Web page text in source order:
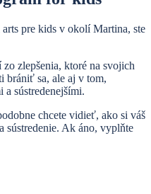
pre kids v okolí Martina, ste
zlepšenia, ktoré na svojich
brániť sa, ale aj v tom,
a sústredenejšími.
chcete vidieť, ako si váš
sústredenie. Ak áno, vyplňte